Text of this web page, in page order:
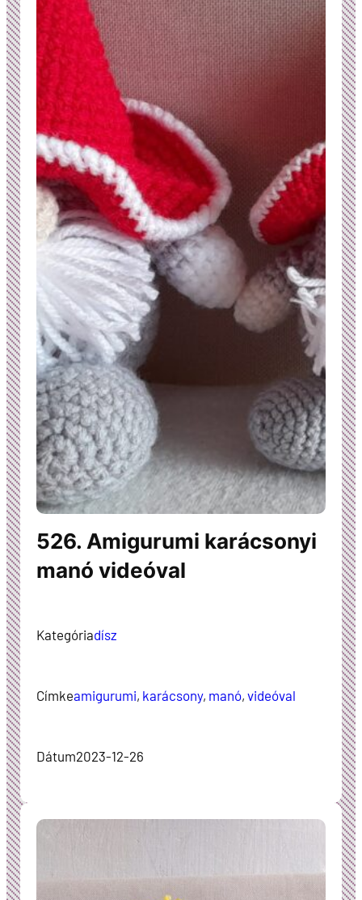
526. Amigurumi karácsonyi
manó videóval
Kategóriadísz
Címkeamigurumi, karácsony, manó, videóval
Dátum2023-12-26